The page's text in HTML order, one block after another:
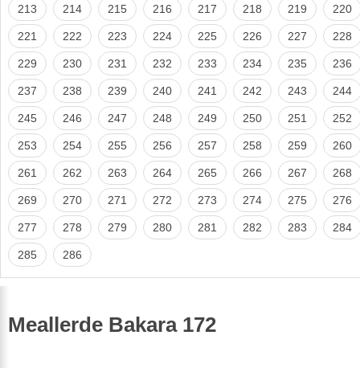
213 214 215 216 217 218 219 220
221 222 223 224 225 226 227 228
229 230 231 232 233 234 235 236
237 238 239 240 241 242 243 244
245 246 247 248 249 250 251 252
253 254 255 256 257 258 259 260
261 262 263 264 265 266 267 268
269 270 271 272 273 274 275 276
277 278 279 280 281 282 283 284
285 286
Meallerde Bakara 172